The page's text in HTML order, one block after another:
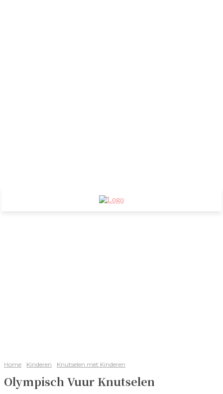
Home Kinderen Knutselen met Kinderen
Olympisch Vuur Knutselen